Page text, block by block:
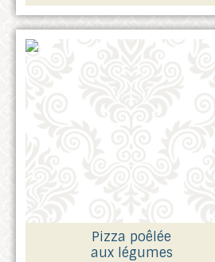
Pizza poêlée
aux légumes